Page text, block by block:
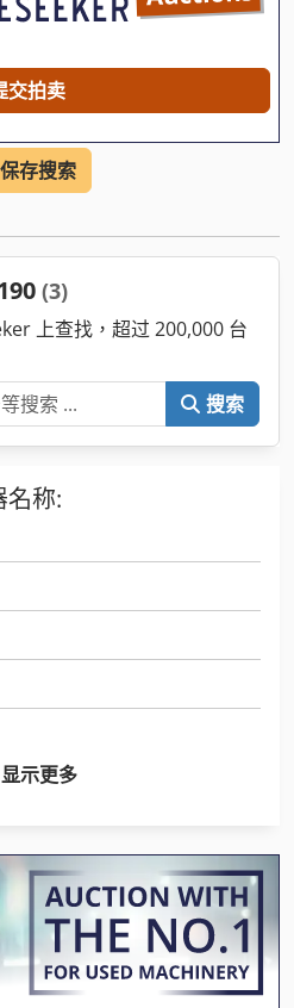
交拍卖
保存搜索
(3)
上查找，超过 200,000 台
搜索
名称:
显示更多